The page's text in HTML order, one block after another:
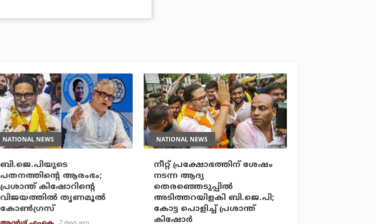
NATIONAL NEWS
ബി.ജെ.പിയുടെ
പതനത്തിന്റെ ആരംഭം;
പ്രശാന്ത് കിഷോറിന്റെ
വിജയത്തില്‍ തൃണമൂല്‍
കോണ്‍ഗ്രസ്
2 days ago
NATIONAL NEWS
നീറ്റ് പ്രക്ഷോഭത്തിന് ശേഷം
നടന്ന ആദ്യ
തെരഞ്ഞെടുപ്പില്‍
അടിത്തറയിളകി ബി.ജെ.പി;
കോട്ട പൊളിച്ച് പ്രശാന്ത്
കിഷോര്‍